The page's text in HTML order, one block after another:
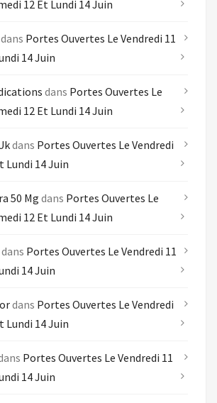
12 Et Lundi 14 Juin
dans Portes Ouvertes Le Vendredi 11
14 Juin
dans Portes Ouvertes Le
12 Et Lundi 14 Juin
dans Portes Ouvertes Le Vendredi
Lundi 14 Juin
50 Mg dans Portes Ouvertes Le
12 Et Lundi 14 Juin
dans Portes Ouvertes Le Vendredi 11
14 Juin
dans Portes Ouvertes Le Vendredi
Lundi 14 Juin
Portes Ouvertes Le Vendredi 11
14 Juin